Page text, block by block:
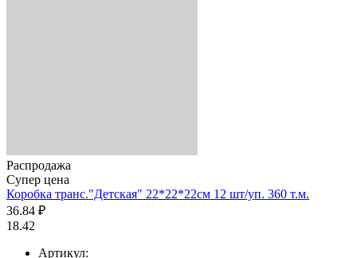
Распродажа
Супер цена
Коробка транс."Детская" 22*22*22см 12 шт/уп. 360 т.м.
36.84 ₽
18.42
Артикул: